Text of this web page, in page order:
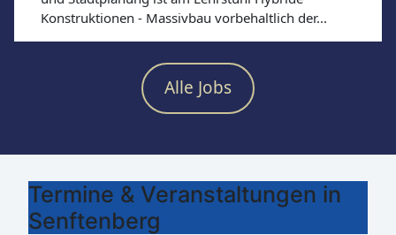
Konstruktionen - Massivbau vorbehaltlich der...
Alle Jobs
Termine & Veranstaltungen in
Senftenberg